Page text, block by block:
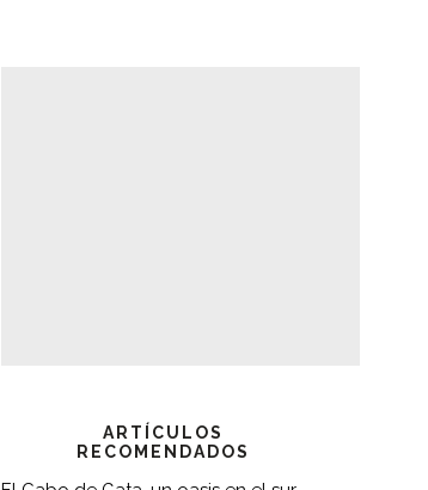
ARTÍCULOS
RECOMENDADOS